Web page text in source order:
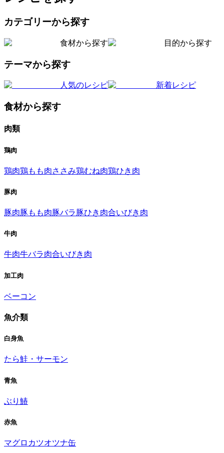
カテゴリーから探す
食材から探す 目的から探す
テーマから探す
人気のレシピ 新着レシピ
食材から探す
肉類
鶏肉
鶏肉鶏もも肉ささみ鶏むね肉鶏ひき肉
豚肉
豚肉豚もも肉豚バラ豚ひき肉合いびき肉
牛肉
牛肉牛バラ肉合いびき肉
加工肉
ベーコン
魚介類
白身魚
たら鮭・サーモン
青魚
ぶり 鰆
赤魚
マグロ カツオツナ缶